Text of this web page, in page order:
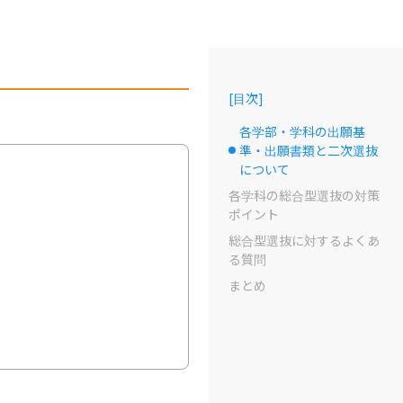
[目次]
選択中のドット
各学部・学科の出願基
準・出願書類と二次選抜
について
各学科の総合型選抜の対策
ポイント
総合型選抜に対するよくあ
る質問
まとめ